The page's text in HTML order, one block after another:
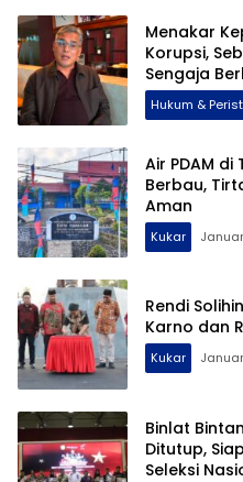
Menakar
Korupsi, Sebut Bukti dan Jeratan Kasus
Sengaja
Hukum &
Air PDAM
Berbau,
Aman
Kukar
Rendi
Karno dan
Kukar
Binlat
Ditutup,
Seleksi